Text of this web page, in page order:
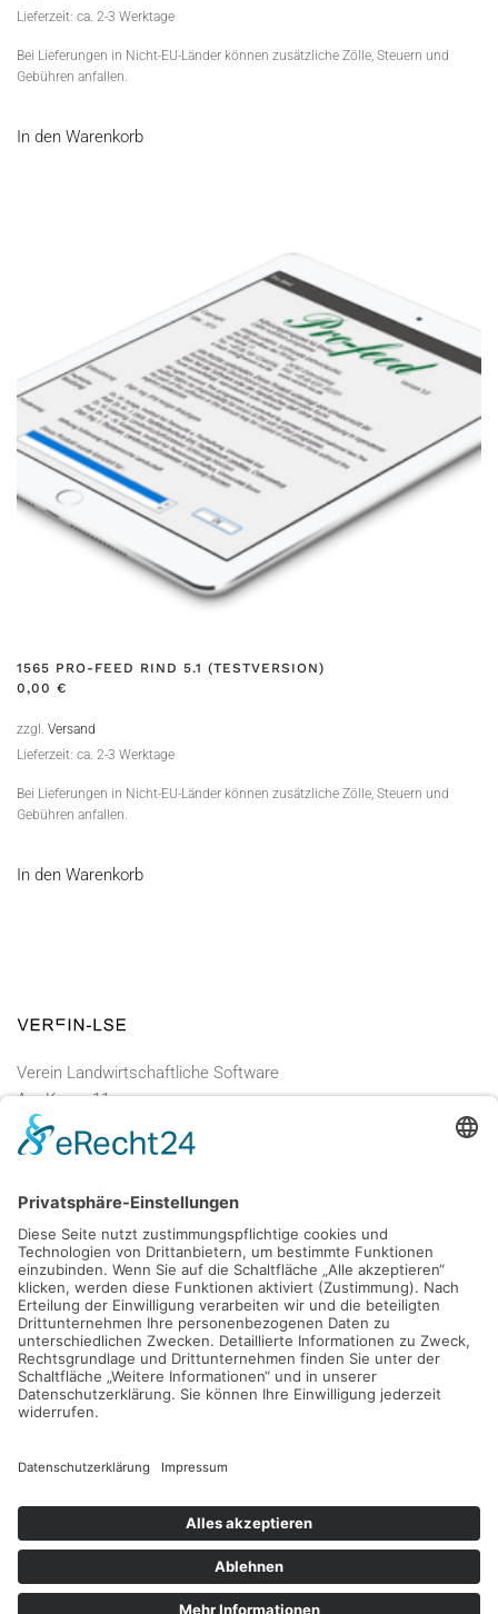
Lieferzeit: ca. 2-3 Werktage
Bei Lieferungen in Nicht-EU-Länder können zusätzliche Zölle, Steuern und
Gebühren anfallen.
In den Warenkorb
1565 PRO-FEED RIND 5.1 (TESTVERSION)
0,00 €
zzgl. Versand
Lieferzeit: ca. 2-3 Werktage
Bei Lieferungen in Nicht-EU-Länder können zusätzliche Zölle, Steuern und
Gebühren anfallen.
In den Warenkorb
Verein Landwirtschaftliche Software
Am Kamp 11
D - 24783 Osterrönfeld
PRODUKT
Pro-feed 5.1
Preise
Shop
Kontakt
Support
Mein Konto
KONTAKT
info@verein-lse.de
+49 0173 60 87 84 3
Verein-LSE. All rights reserved.
Impressum|Datenschutz| Powered byGeoffrey.de.